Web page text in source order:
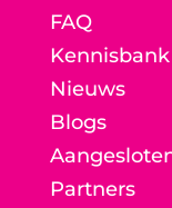
FAQ
Kennisbank
Nieuws
Blogs
Partners